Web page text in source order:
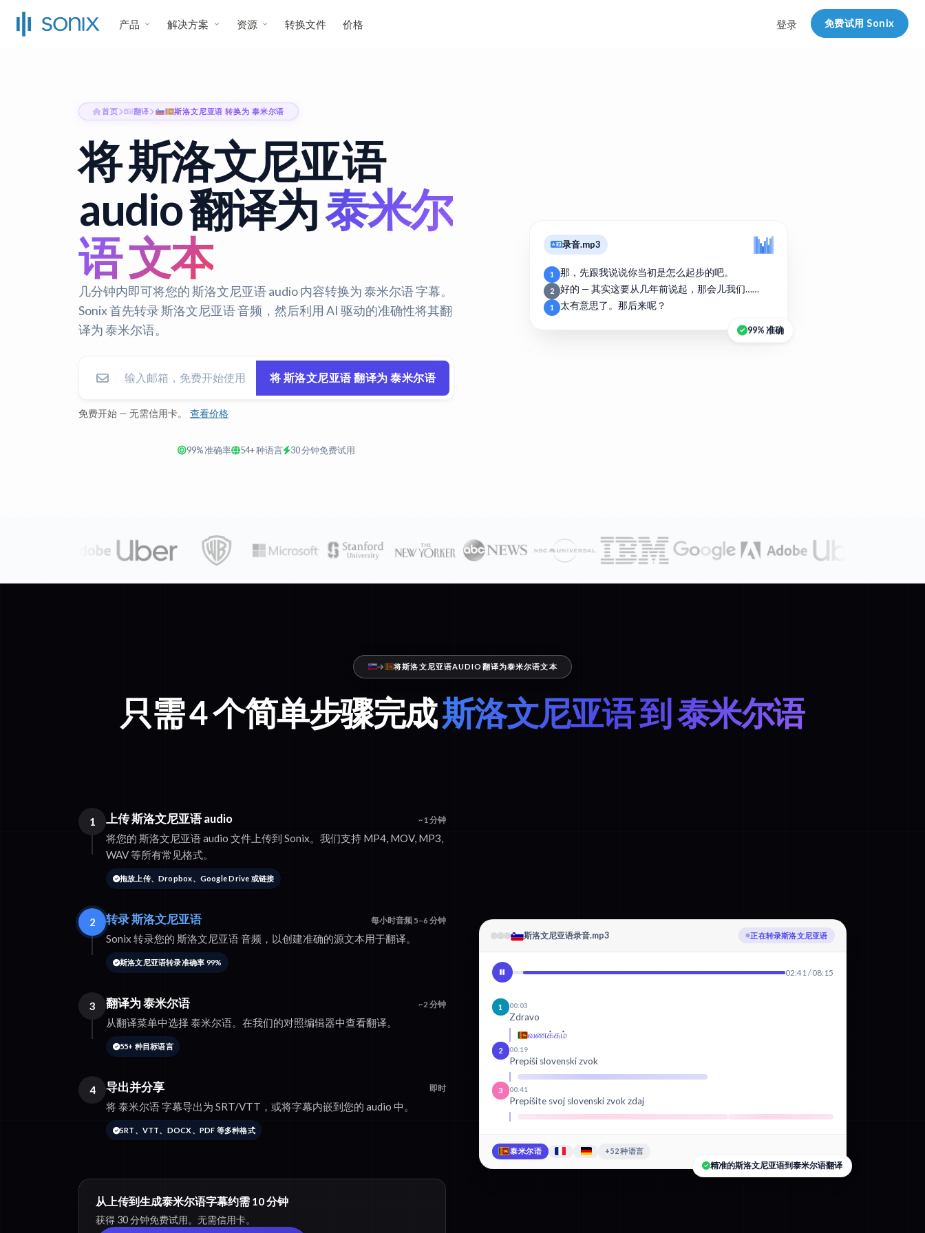
产品 解决方案 资源 转换文件 价格 登录 免费试用 Sonix
首页 翻译 斯洛文尼亚语 转换为 泰米尔语
将 斯洛文尼亚语
audio 翻译为泰米尔
语 文本
几分钟内即可将您的 斯洛文尼亚语 audio 内容转换为 泰米尔语 字幕。
Sonix 首先转录 斯洛文尼亚语 音频，然后利用 AI 驱动的准确性将其翻
译为 泰米尔语。
将 斯洛文尼亚语 翻译为 泰米尔语
免费开始 — 无需信用卡。 查看价格
99% 准确率 54+ 种语言 30 分钟免费试用
录音.mp3
1 那，先跟我说说你当初是怎么起步的吧。
2 好的 — 其实这要从几年前说起，那会儿我们……
1 太有意思了。那后来呢？
99% 准确
将斯洛文尼亚语AUDIO翻译为泰米尔语文本
只需 4 个简单步骤完成斯洛文尼亚语 到 泰米尔语
1 上传 斯洛文尼亚语 audio ~1 分钟
将您的 斯洛文尼亚语 audio 文件上传到 Sonix。我们支持 MP4, MOV, MP3,
WAV 等所有常见格式。
拖放上传、Dropbox、Google Drive 或链接
2 转录 斯洛文尼亚语 每小时音频 5–6 分钟
Sonix 转录您的 斯洛文尼亚语 音频，以创建准确的源文本用于翻译。
斯洛文尼亚语转录准确率 99%
3 翻译为 泰米尔语 ~2 分钟
从翻译菜单中选择 泰米尔语。在我们的对照编辑器中查看翻译。
55+ 种目标语言
4 导出并分享 即时
将 泰米尔语 字幕导出为 SRT/VTT，或将字幕内嵌到您的 audio 中。
SRT、VTT、DOCX、PDF 等多种格式
从上传到生成泰米尔语字幕约需 10 分钟
获得 30 分钟免费试用。无需信用卡。
斯洛文尼亚语录音.mp3 正在翻译为泰米尔语
02:41 / 08:15
1 00:03
Zdravo
வணக்கம்
2 00:19
Prepiši slovenski zvok
3 00:41
Prepišite svoj slovenski zvok zdaj
泰米尔语 +52 种语言
精准的斯洛文尼亚语到泰米尔语翻译